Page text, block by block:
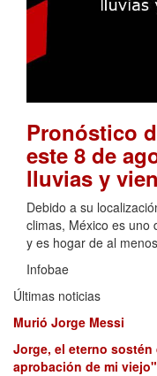
Pronóstico
este 8 de
lluvias y
Debido a su
climas, México es uno
y es hogar de al
Infobae
Últimas noticias
Murió Jorge Messi
Jorge, el eterno
aprobación de mi viejo"